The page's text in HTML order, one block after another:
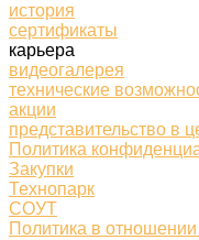
история
сертификаты
карьера
видеогалерея
технические
акции
представительство в
Политика
Закупки
Технопарк
СОУТ
Политика в